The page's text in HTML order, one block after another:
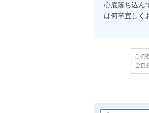
心底落ち込ん
は何卒宜しく
この
ご自